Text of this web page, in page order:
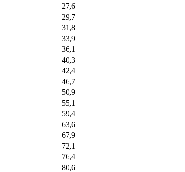
27,6
29,7
31,8
33,9
36,1
40,3
42,4
46,7
50,9
55,1
59,4
63,6
67,9
72,1
76,4
80,6